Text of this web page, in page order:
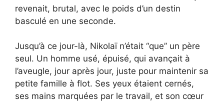
revenait, brutal, avec le poids d’un destin
basculé en une seconde.
Jusqu’à ce jour-là, Nikolaï n’était “que” un père
seul. Un homme usé, épuisé, qui avançait à
l’aveugle, jour après jour, juste pour maintenir sa
petite famille à flot. Ses yeux étaient cernés,
ses mains marquées par le travail, et son cœur